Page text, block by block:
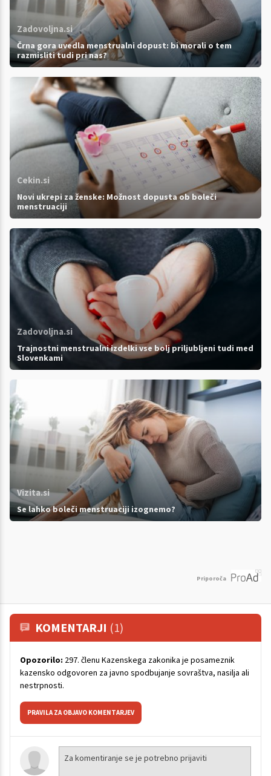
Zadovoljna.si
Črna gora uvedla menstrualni dopust: bi morali o tem
razmisliti tudi pri nas?
Cekin.si
Novi ukrepi za ženske: Možnost dopusta ob boleči
menstruaciji
Zadovoljna.si
Trajnostni menstrualni izdelki vse bolj priljubljeni tudi med
Slovenkami
Vizita.si
Se lahko boleči menstruaciji izognemo?
Priporoča
KOMENTARJI (1)
Opozorilo: 297. členu Kazenskega zakonika je posameznik
kazensko odgovoren za javno spodbujanje sovraštva, nasilja ali
nestrpnosti.
PRAVILA ZA OBJAVO KOMENTARJEV